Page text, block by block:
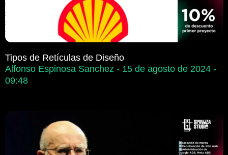
Tipos de Retículas de Diseño
Alfonso Espinosa Sanchez
15 de agosto de 2024
09:48